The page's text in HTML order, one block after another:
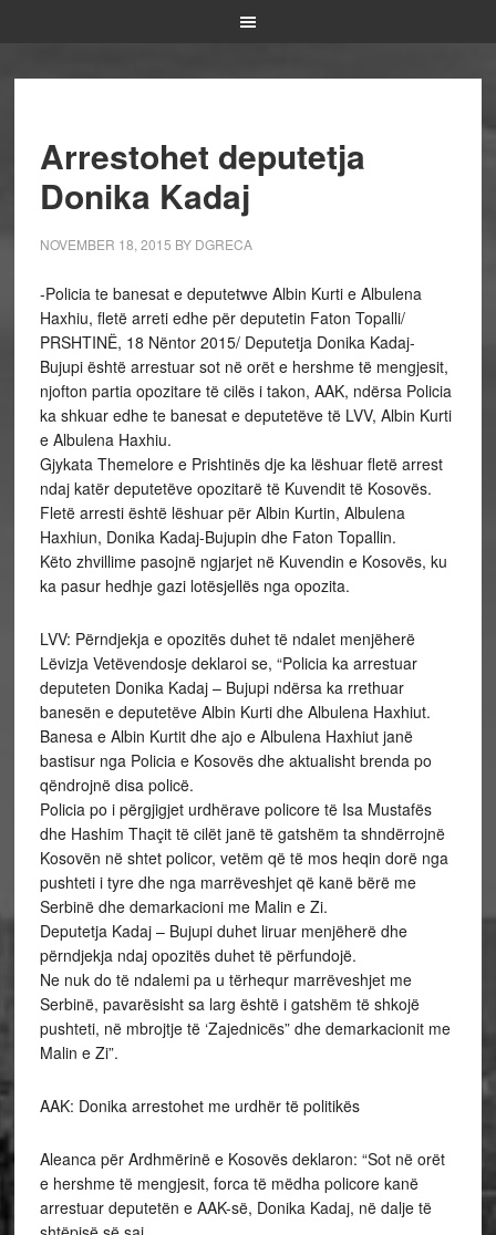
Arrestohet deputetja
Donika Kadaj
NOVEMBER 18, 2015 BY DGRECA
-Policia te banesat e deputetwve Albin Kurti e Albulena
Haxhiu, fletë arreti edhe për deputetin Faton Topalli/
PRSHTINË, 18 Nëntor 2015/ Deputetja Donika Kadaj-
Bujupi është arrestuar sot në orët e hershme të mengjesit,
njofton partia opozitare të cilës i takon, AAK, ndërsa Policia
ka shkuar edhe te banesat e deputetëve të LVV, Albin Kurti
e Albulena Haxhiu.
Gjykata Themelore e Prishtinës dje ka lëshuar fletë arrest
ndaj katër deputetëve opozitarë të Kuvendit të Kosovës.
Fletë arresti është lëshuar për Albin Kurtin, Albulena
Haxhiun, Donika Kadaj-Bujupin dhe Faton Topallin.
Këto zhvillime pasojnë ngjarjet në Kuvendin e Kosovës, ku
ka pasur hedhje gazi lotësjellës nga opozita.
LVV: Përndjekja e opozitës duhet të ndalet menjëherë
Lëvizja Vetëvendosje deklaroi se, “Policia ka arrestuar
deputeten Donika Kadaj – Bujupi ndërsa ka rrethuar
banesën e deputetëve Albin Kurti dhe Albulena Haxhiut.
Banesa e Albin Kurtit dhe ajo e Albulena Haxhiut janë
bastisur nga Policia e Kosovës dhe aktualisht brenda po
qëndrojnë disa policë.
Policia po i përgjigjet urdhërave policore të Isa Mustafës
dhe Hashim Thaçit të cilët janë të gatshëm ta shndërrojnë
Kosovën në shtet policor, vetëm që të mos heqin dorë nga
pushteti i tyre dhe nga marrëveshjet që kanë bërë me
Serbinë dhe demarkacioni me Malin e Zi.
Deputetja Kadaj – Bujupi duhet liruar menjëherë dhe
përndjekja ndaj opozitës duhet të përfundojë.
Ne nuk do të ndalemi pa u tërhequr marrëveshjet me
Serbinë, pavarësisht sa larg është i gatshëm të shkojë
pushteti, në mbrojtje të ‘Zajednicës” dhe demarkacionit me
Malin e Zi”.
AAK: Donika arrestohet me urdhër të politikës
Aleanca për Ardhmërinë e Kosovës deklaron: “Sot në orët
e hershme të mengjesit, forca të mëdha policore kanë
arrestuar deputetën e AAK-së, Donika Kadaj, në dalje të